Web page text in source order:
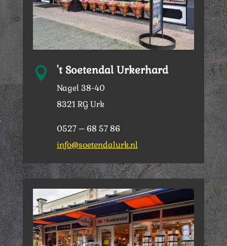
 't Soetendal Urkerhard
Nagel 38-40
8321 RG Urk
0527 – 68 57 86
info@soetendalurk.nl